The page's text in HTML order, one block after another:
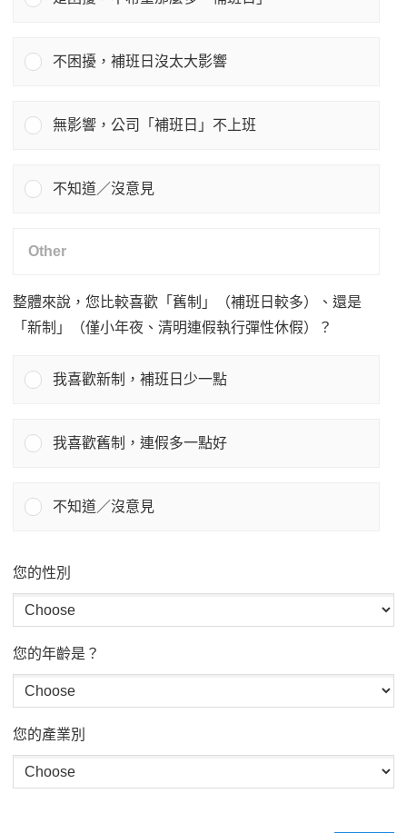
不困擾，補班日沒太大影響
無影響，公司「補班日」不上班
不知道／沒意見
整體來說，您比較喜歡「舊制」（補班日較多）、還是
「新制」（僅小年夜、清明連假執行彈性休假）？
我喜歡新制，補班日少一點
我喜歡舊制，連假多一點好
不知道／沒意見
您的性別
您的年齡是？
您的產業別